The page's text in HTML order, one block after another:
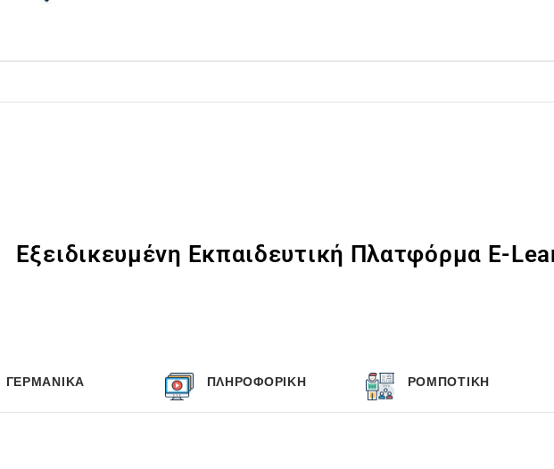
Eξειδικευμένη Εκπαιδευτική Πλατφόρμα E-
ΓΕΡΜΑΝΙΚΑ ΠΛΗΡΟΦΟΡΙΚΗ ΡΟΜΠΟΤΙΚΗ